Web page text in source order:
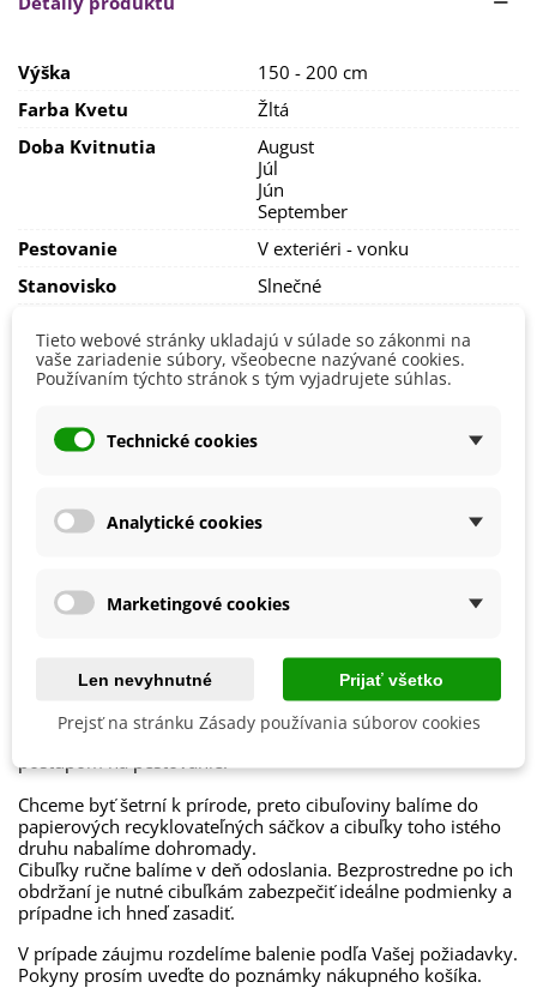
dobre prekyprenou a priepustnou pôdou, bohatou na
I keď si vystačia i s chudobnými pôdami a neprekáža im
dlhodobejšie sucho, ak sa chcete dočkať väčšej úrody, tak
určite bude dobrou voľbou
vlhká úrodná
Z jednej rastliny môžete vypestovať až 1,5 kg jedlých hľúz,
ktoré môžu v zemi prezimovať. Nadzemná časť rastliny
spravidla odumiera, ale na jar vám opäť rastlina vyrastie.
Výška
150 - 200 cm
Farba Kvetu
Žltá
Doba Kvitnutia
August
Júl
Jún
September
Pestovanie
V exteriéri - vonku
Stanovisko
Slnečné
Máj
Výrobca
SemenaOnline
Vegetačné Obdobie
Obdobie Výsadby
Jar
Každý druh cibuliek je označený názvom, obrázkom a
postupom na pestovanie.
Chceme byť šetrní k prírode, preto cibuľoviny balíme do
papierových recyklovateľných sáčkov a cibuľky toho istého
druhu nabalíme dohromady.
Cibuľky ručne balíme v deň odoslania. Bezprostredne po ich
obdržaní je nutné cibuľkám zabezpečiť ideálne podmienky a
prípadne ich hneď zasadiť.
V prípade záujmu rozdelíme balenie podľa Vašej požiadavky.
Pokyny prosím uveďte do poznámky nákupného košíka.
Tieto webové stránky ukladajú v súlade so zákonmi na
vaše zariadenie súbory, všeobecne nazývané cookies.
Používaním týchto stránok s tým vyjadrujete súhlas.
Technické cookies
Analytické cookies
Marketingové cookies
Len nevyhnutné Prijať všetko
Prejsť na stránku Zásady používania súborov cookies